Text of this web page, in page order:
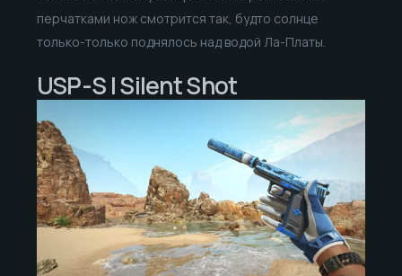
перчатками нож смотрится так, будто солнце
только-только поднялось над водой Ла-Платы.
USP-S | Silent Shot